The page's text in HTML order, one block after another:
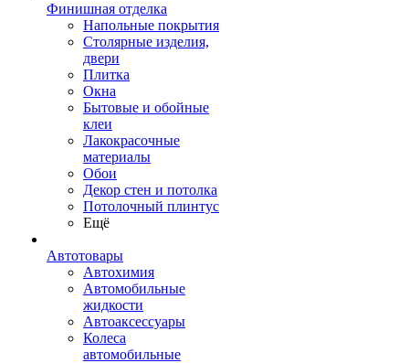
Финишная отделка
Напольные покрытия
Столярные изделия,
двери
Плитка
Окна
Бытовые и обойные
клеи
Лакокрасочные
материалы
Обои
Декор стен и потолка
Потолочный плинтус
Ещё
Автотовары
Автохимия
Автомобильные
жидкости
Автоаксессуары
Колеса
автомобильные